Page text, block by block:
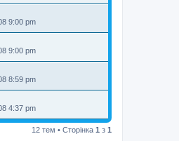
9:00 pm
9:00 pm
8:59 pm
4:37 pm
12 тем • Сторінка 1 з 1